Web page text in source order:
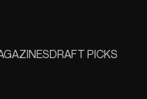
DRAFT PICKS